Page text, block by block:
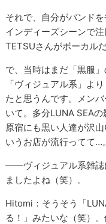
それで、自分がバンド
インディーズシーンで
TETSUさんがボーカル
で、当時はまだ「黒服
「ヴィジュアル系」よ
たと思うんです。メン
いて。多分LUNA SEAの
原宿にも黒い人達が沢
いうお店が流行ってて…。
――ヴィジュアル系雑誌
ましたよね（笑）。
Hitomi：そうそう「
る！」みたいな（笑）